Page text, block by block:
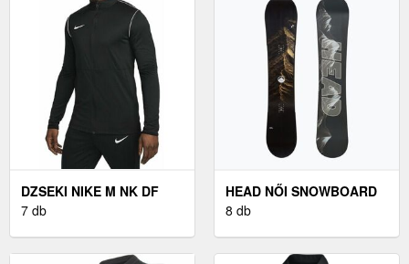
DZSEKI NIKE M NK DF
PARK20 TRK JKT K R
7 db
HEAD NŐI SNOWBOARD
KÖTÉS NŐI SNOWBOARD
8 db